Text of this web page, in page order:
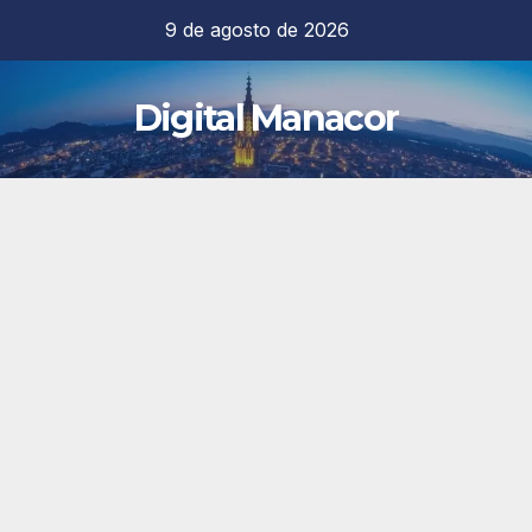
contenido
9 de agosto de 2026
Digital Manacor